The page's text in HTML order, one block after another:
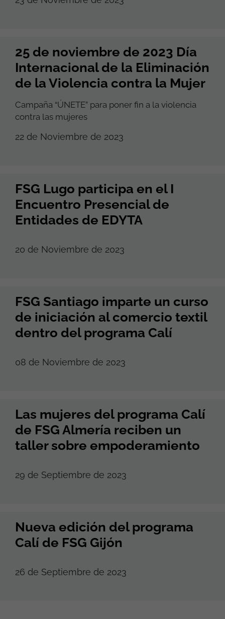
25 de noviembre de 2023 Día
Internacional de la Eliminación
de la Violencia contra la Mujer
Campaña “ÚNETE” para poner fin a la violencia
contra las mujeres
22 de Noviembre de 2023
FSG Lugo participa en el I
Encuentro Presencial de
Entidades de EDYTA
20 de Noviembre de 2023
FSG Santiago imparte un curso
de iniciación al comercio textil
dentro del programa Calí
08 de Noviembre de 2023
Las mujeres del programa Calí
de FSG Almería reciben un
taller sobre empoderamiento
29 de Septiembre de 2023
Nueva edición del programa
Calí de FSG Gijón
26 de Septiembre de 2023